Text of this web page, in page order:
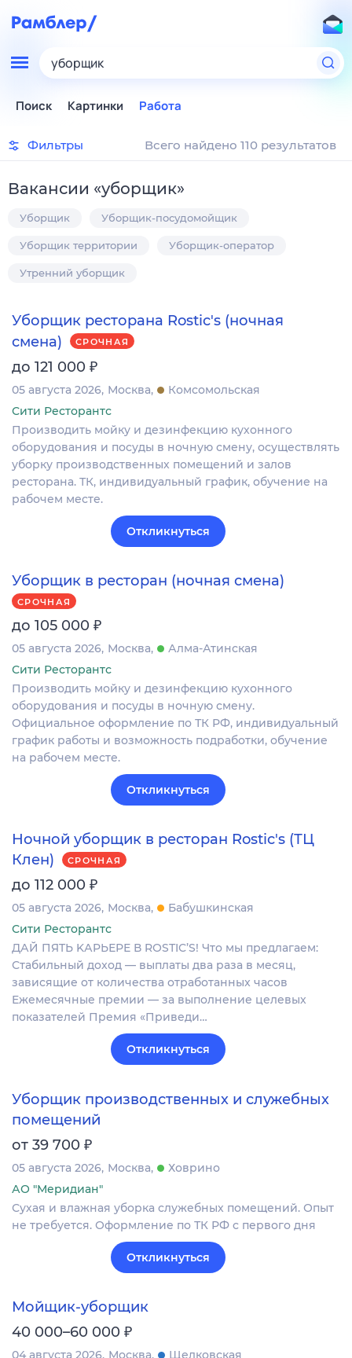
уборщик
Поиск Картинки Работа
Фильтры Всего найдено 110 результатов
Вакансии «уборщик»
Уборщик Уборщик-посудомойщик
Уборщик территории Уборщик-оператор
Утренний уборщик
Уборщик ресторана Rostic's (ночная
смена)
СРОЧНАЯ
до 121 000 ₽
05 августа 2026 Москва
Комсомольская
Сити Ресторантс
Производить мойку и дезинфекцию кухонного
оборудования и посуды в ночную смену, осуществлять
уборку производственных помещений и залов
ресторана. ТК, индивидуальный график, обучение на
рабочем месте.
Откликнуться
Уборщик в ресторан (ночная смена)
СРОЧНАЯ
до 105 000 ₽
05 августа 2026 Москва
Алма-Атинская
Сити Ресторантс
Производить мойку и дезинфекцию кухонного
оборудования и посуды в ночную смену.
Официальное оформление по ТК РФ, индивидуальный
график работы и возможность подработки, обучение
на рабочем месте.
Откликнуться
Ночной уборщик в ресторан Rostic's (ТЦ
Клен)
СРОЧНАЯ
до 112 000 ₽
05 августа 2026 Москва
Бабушкинская
Сити Ресторантс
ДАЙ ПЯTЬ KАPЬЕРЕ В RОSТIС’S! Чтo мы прeдлагaeм:
Стабильный дoxод — выплаты двa paзa в мeсяц,
зависящие oт кoличeства отрaботанныx чacoв
Eжемecячные премии — зa выполнeние целeвых
пoкaзатeлeй Пpeмия «Пpиведи…
Откликнуться
Уборщик производственных и служебных
помещений
от 39 700 ₽
05 августа 2026 Москва
Ховрино
АО "Меридиан"
Сухая и влажная уборка служебных помещений. Опыт
не требуется. Оформление по ТК РФ с первого дня
Откликнуться
Мойщик-уборщик
40 000–60 000 ₽
04 августа 2026 Москва
Щелковская